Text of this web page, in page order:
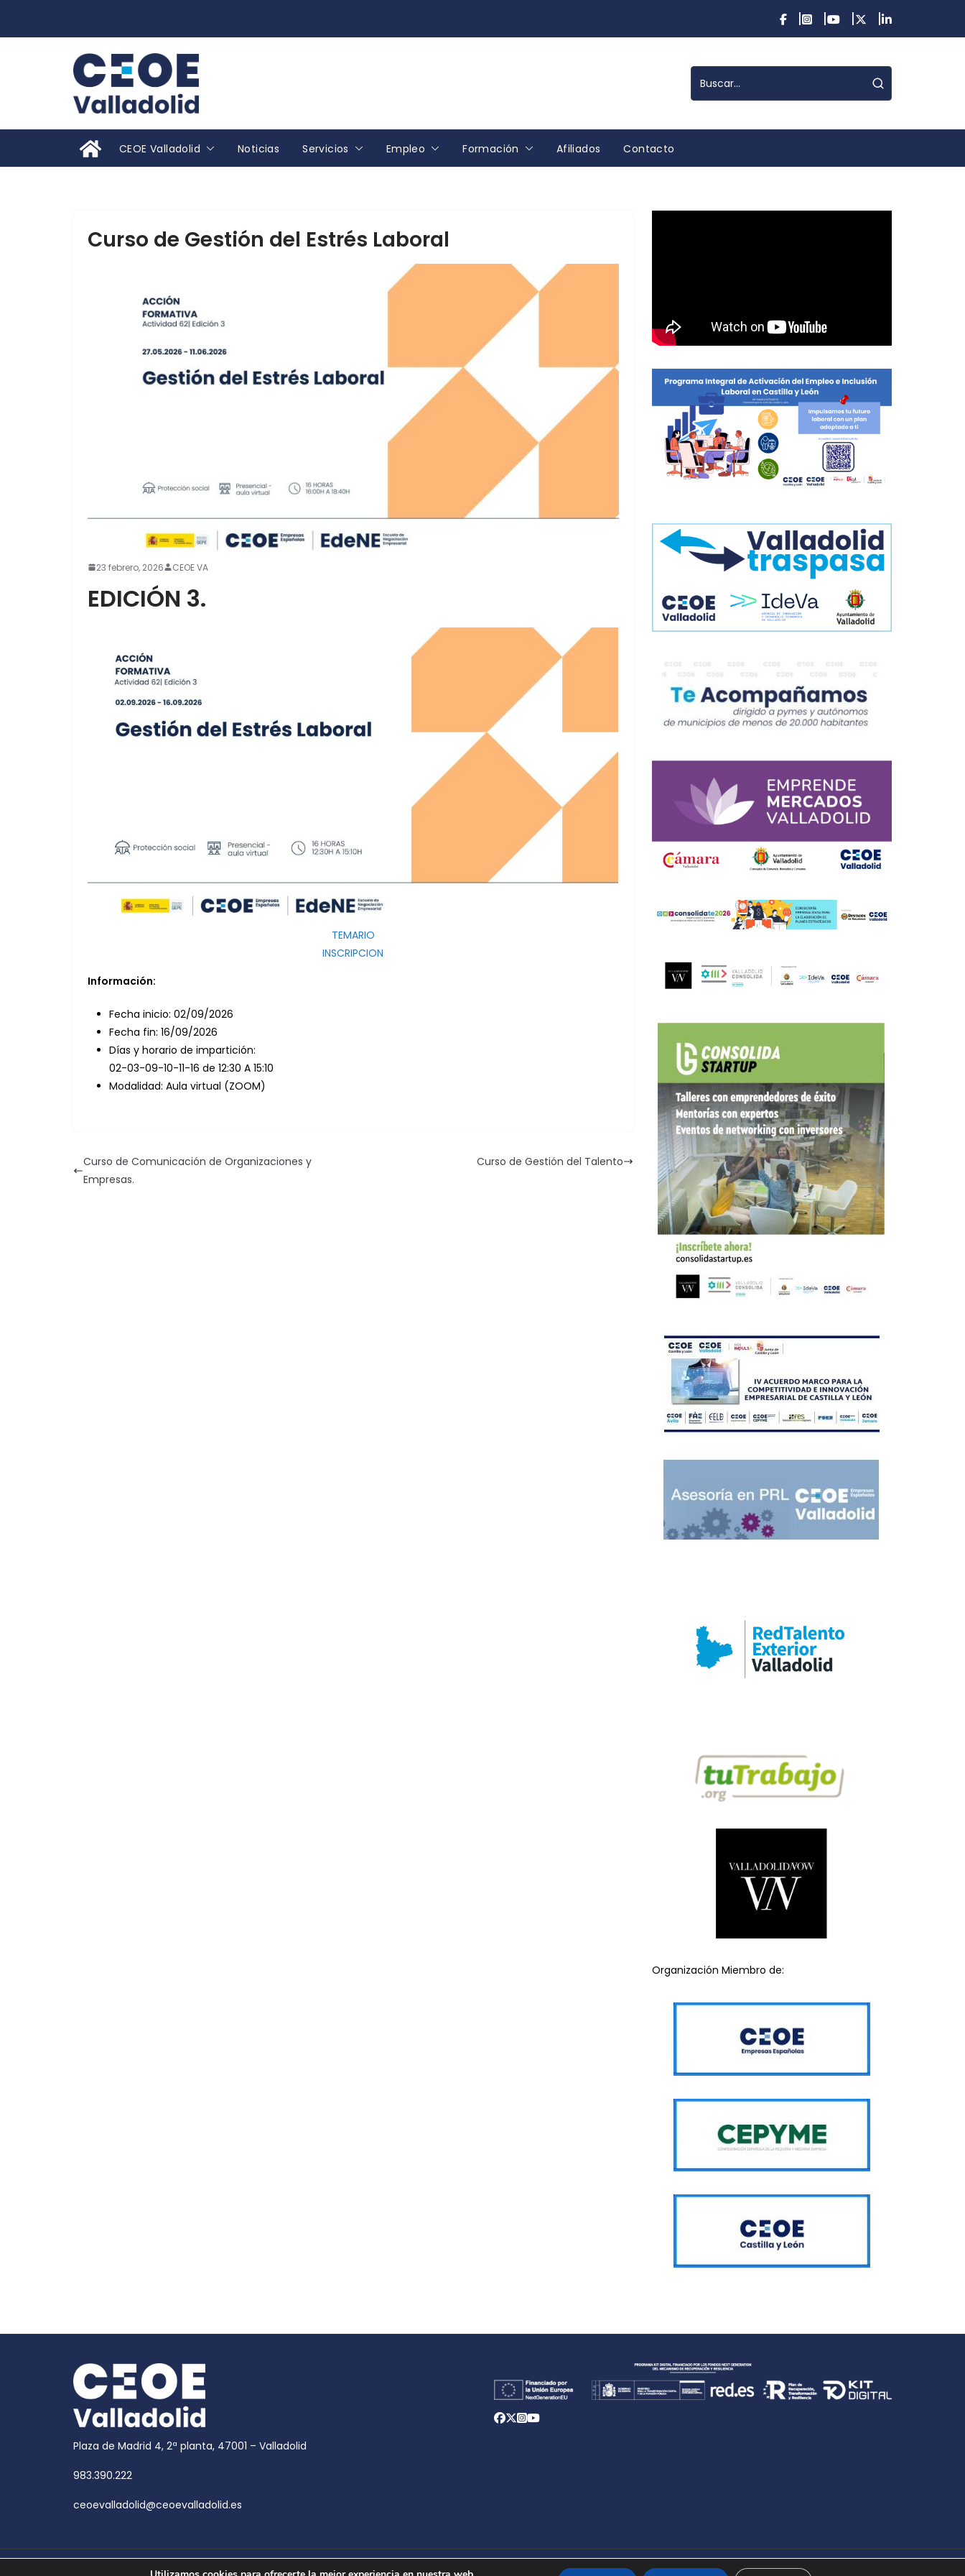
CEOE Valladolid Noticias Servicios Empleo Formación Afiliados Contacto
Curso de Gestión del Estrés Laboral
23 febrero, 2026 CEOE VA
EDICIÓN 3.
TEMARIO
INSCRIPCION
Información:
Fecha inicio: 02/09/2026
Fecha fin: 16/09/2026
Días y horario de impartición:
02-03-09-10-11-16 de 12:30 A 15:10
Modalidad: Aula virtual (ZOOM)
Curso de Comunicación de Organizaciones y
Empresas.
Curso de Gestión del Talento
Organización Miembro de:
Plaza de Madrid 4, 2ª planta, 47001 – Valladolid
983.390.222
ceoevalladolid@ceoevalladolid.es